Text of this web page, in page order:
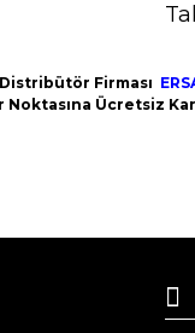
Firması
Ücretsiz
Yorum Yaz